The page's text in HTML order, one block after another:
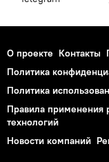
О проекте Контакты
Политика
Политика
Правила применения
технологий
Новости компаний